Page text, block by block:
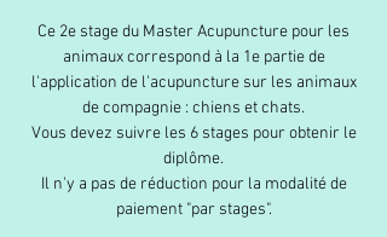
Ce 2e stage du Master Acupuncture pour les
animaux correspond à la 1e partie de
l'application de l'acupuncture sur les animaux
de compagnie : chiens et chats.
Vous devez suivre les 6 stages pour obtenir le
diplôme.
Il n'y a pas de réduction pour la modalité de
paiement "par stages".